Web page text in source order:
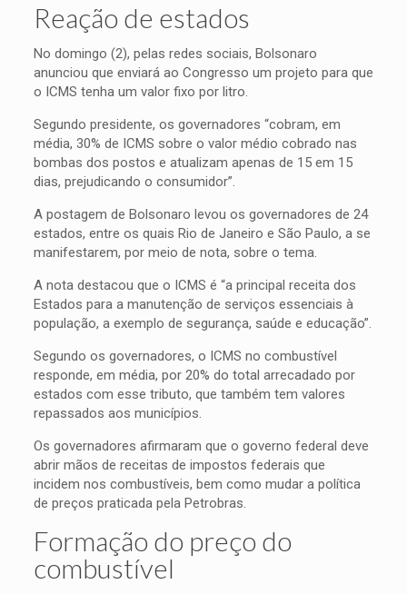
Reação de estados
No domingo (2), pelas redes sociais, Bolsonaro
anunciou que enviará ao Congresso um projeto para que
o ICMS tenha um valor fixo por litro.
Segundo presidente, os governadores “cobram, em
média, 30% de ICMS sobre o valor médio cobrado nas
bombas dos postos e atualizam apenas de 15 em 15
dias, prejudicando o consumidor”.
A postagem de Bolsonaro levou os governadores de 24
estados, entre os quais Rio de Janeiro e São Paulo, a se
manifestarem, por meio de nota, sobre o tema.
A nota destacou que o ICMS é “a principal receita dos
Estados para a manutenção de serviços essenciais à
população, a exemplo de segurança, saúde e educação”.
Segundo os governadores, o ICMS no combustível
responde, em média, por 20% do total arrecadado por
estados com esse tributo, que também tem valores
repassados aos municípios.
Os governadores afirmaram que o governo federal deve
abrir mãos de receitas de impostos federais que
incidem nos combustíveis, bem como mudar a política
de preços praticada pela Petrobras.
Formação do preço do
combustível